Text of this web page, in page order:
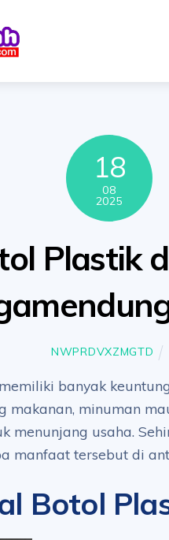
18
08
2025
Plastik
NWPRDVXZMGTD
banyak
makanan, minuman
menunjang usaha.
manfaat tersebut di
Botol